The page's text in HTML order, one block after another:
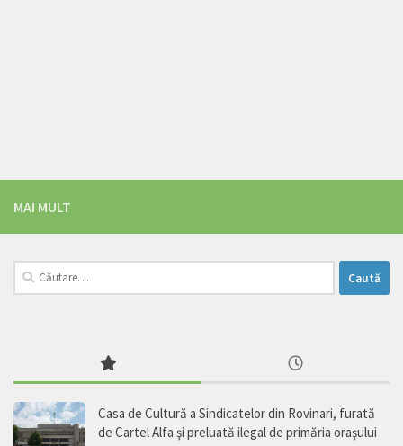
MAI MULT
Caută
după:
Casa de Cultură a Sindicatelor din Rovinari, furată
de Cartel Alfa şi preluată ilegal de primăria oraşului